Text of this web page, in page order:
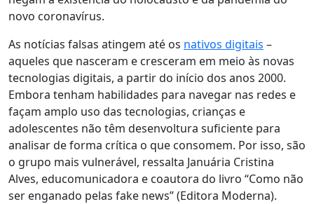
novo coronavírus.
As notícias falsas atingem até os nativos digitais –
aqueles que nasceram e cresceram em meio às novas
tecnologias digitais, a partir do início dos anos 2000.
Embora tenham habilidades para navegar nas redes e
façam amplo uso das tecnologias, crianças e
adolescentes não têm desenvoltura suficiente para
analisar de forma crítica o que consomem. Por isso, são
o grupo mais vulnerável, ressalta Januária Cristina
Alves, educomunicadora e coautora do livro “Como não
ser enganado pelas fake news” (Editora Moderna).